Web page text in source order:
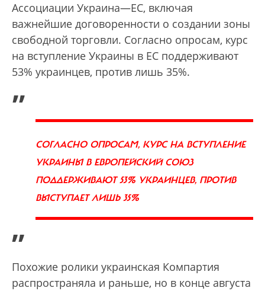
Ассоциации Украина—ЕС, включая
важнейшие договоренности о создании зоны
свободной торговли. Согласно опросам, курс
на вступление Украины в ЕС поддерживают
53% украинцев, против лишь 35%.
„
СОГЛАСНО ОПРОСАМ, КУРС НА ВСТУПЛЕНИЕ
УКРАИНЫ В ЕВРОПЕЙСКИЙ СОЮЗ
ПОДДЕРЖИВАЮТ 53% УКРАИНЦЕВ, ПРОТИВ
ВЫСТУПАЕТ ЛИШЬ 35%
”
Похожие ролики украинская Компартия
распространяла и раньше, но в конце августа